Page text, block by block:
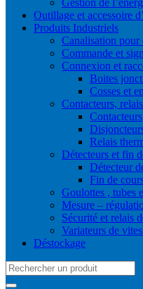
Gestion de
Outillage et accessoire
Produits Industriels
Canalisation pour
Commande et
Connexion et
Boites
Cosses et
Contacteurs,
Contacteurs
Relais
Détecteurs et fin
Détecteur
Fin de
Goulottes , tubes
Mesure –
Sécurité et relais
Variateurs de
Déstockage
Search
for: